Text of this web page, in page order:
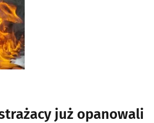
już opanowali